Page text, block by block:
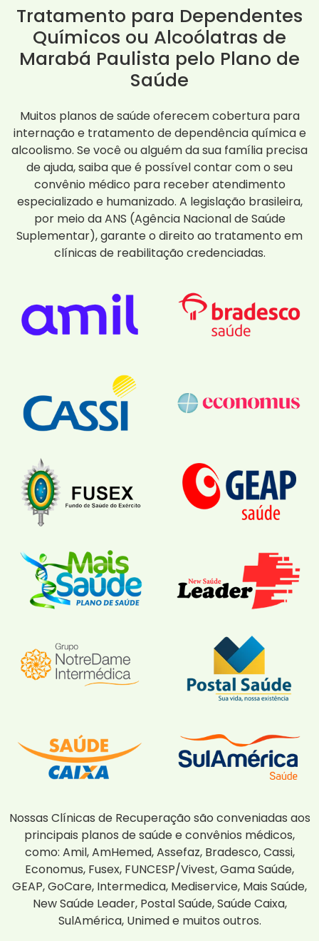
Tratamento para Dependentes
Químicos ou Alcoólatras de
Marabá Paulista pelo Plano de
Saúde
Muitos planos de saúde oferecem cobertura para
internação e tratamento de dependência química e
alcoolismo. Se você ou alguém da sua família precisa
de ajuda, saiba que é possível contar com o seu
convênio médico para receber atendimento
especializado e humanizado. A legislação brasileira,
por meio da ANS (Agência Nacional de Saúde
Suplementar), garante o direito ao tratamento em
clínicas de reabilitação credenciadas.
Nossas Clínicas de Recuperação são conveniadas aos
principais planos de saúde e convênios médicos,
como: Amil, AmHemed, Assefaz, Bradesco, Cassi,
Economus, Fusex, FUNCESP/Vivest, Gama Saúde,
GEAP, GoCare, Intermedica, Mediservice, Mais Saúde,
New Saúde Leader, Postal Saúde, Saúde Caixa,
SulAmérica, Unimed e muitos outros.